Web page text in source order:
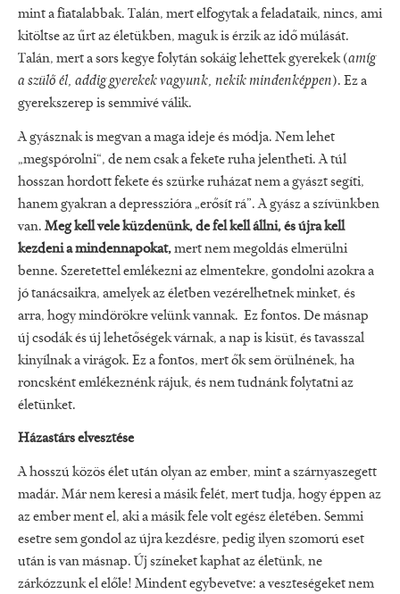
mint a fiatalabbak. Talán, mert elfogytak a feladataik, nincs, ami
kitöltse az űrt az életükben, maguk is érzik az idő múlását.
Talán, mert a sors kegye folytán sokáig lehettek gyerekek (amíg
a szülő él, addig gyerekek vagyunk, nekik mindenképpen). Ez a
gyerekszerep is semmivé válik.
A gyásznak is megvan a maga ideje és módja. Nem lehet
„megspórolni“, de nem csak a fekete ruha jelentheti. A túl
hosszan hordott fekete és szürke ruházat nem a gyászt segíti,
hanem gyakran a depresszióra „erősít rá”. A gyász a szívünkben
van. Meg kell vele küzdenünk, de fel kell állni, és újra kell
kezdeni a mindennapokat,mert nem megoldás elmerülni
benne. Szeretettel emlékezni az elmentekre, gondolni azokra a
jó tanácsaikra, amelyek az életben vezérelhetnek minket, és
arra, hogy mindörökre velünk vannak. Ez fontos. De másnap
új csodák és új lehetőségek várnak, a nap is kisüt, és tavasszal
kinyílnak a virágok. Ez a fontos, mert ők sem örülnének, ha
roncsként emlékeznénk rájuk, és nem tudnánk folytatni az
életünket.
Házastárs elvesztése
A hosszú közös élet után olyan az ember, mint a szárnyaszegett
madár. Már nem keresi a másik felét, mert tudja, hogy éppen az
az ember ment el, aki a másik fele volt egész életében. Semmi
esetre sem gondol az újra kezdésre, pedig ilyen szomorú eset
után is van másnap. Új színeket kaphat az életünk, ne
zárkózzunk el előle! Mindent egybevetve: a veszteségeket nem